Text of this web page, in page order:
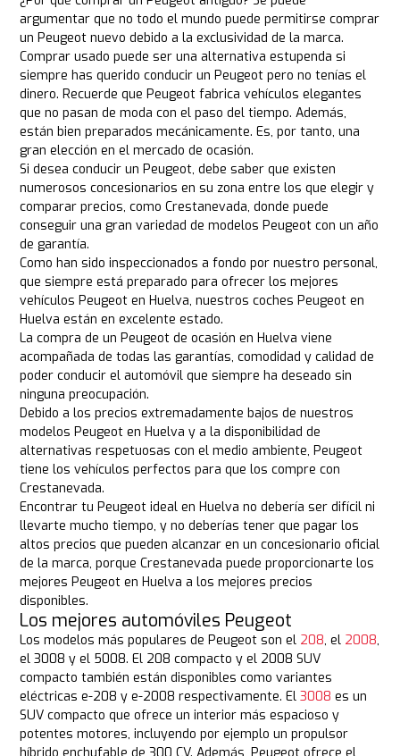
argumentar que no todo el mundo puede permitirse comprar
un Peugeot nuevo debido a la exclusividad de la marca.
Comprar usado puede ser una alternativa estupenda si
siempre has querido conducir un Peugeot pero no tenías el
dinero. Recuerde que Peugeot fabrica vehículos elegantes
que no pasan de moda con el paso del tiempo. Además,
están bien preparados mecánicamente. Es, por tanto, una
gran elección en el mercado de ocasión.
Si desea conducir un Peugeot, debe saber que existen
numerosos concesionarios en su zona entre los que elegir y
comparar precios, como Crestanevada, donde puede
conseguir una gran variedad de modelos Peugeot con un año
de garantía.
Como han sido inspeccionados a fondo por nuestro personal,
que siempre está preparado para ofrecer los mejores
vehículos Peugeot en Huelva, nuestros coches Peugeot en
Huelva están en excelente estado.
La compra de un Peugeot de ocasión en Huelva viene
acompañada de todas las garantías, comodidad y calidad de
poder conducir el automóvil que siempre ha deseado sin
ninguna preocupación.
Debido a los precios extremadamente bajos de nuestros
modelos Peugeot en Huelva y a la disponibilidad de
alternativas respetuosas con el medio ambiente, Peugeot
tiene los vehículos perfectos para que los compre con
Crestanevada.
Encontrar tu Peugeot ideal en Huelva no debería ser difícil ni
llevarte mucho tiempo, y no deberías tener que pagar los
altos precios que pueden alcanzar en un concesionario oficial
de la marca, porque Crestanevada puede proporcionarte los
mejores Peugeot en Huelva a los mejores precios
disponibles.
Los mejores automóviles Peugeot
Los modelos más populares de Peugeot son el 208, el 2008,
el 3008 y el 5008. El 208 compacto y el 2008 SUV
compacto también están disponibles como variantes
eléctricas e-208 y e-2008 respectivamente. El3008 es un
SUV compacto que ofrece un interior más espacioso y
potentes motores, incluyendo por ejemplo un propulsor